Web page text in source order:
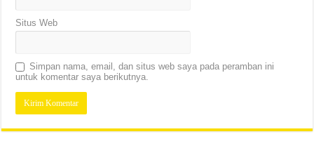
Situs Web
Simpan nama, email, dan situs web saya pada peramban ini
untuk komentar saya berikutnya.